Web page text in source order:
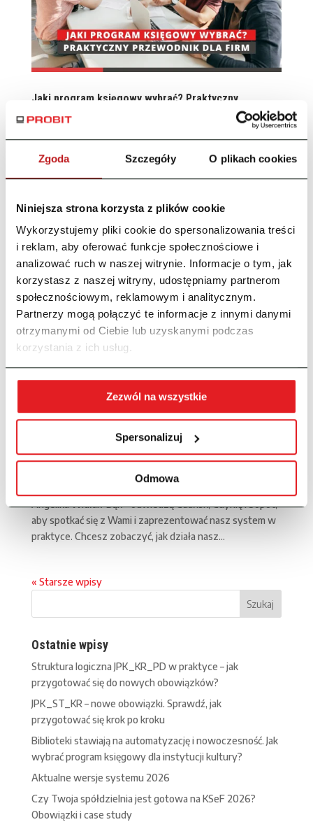
Zgoda Szczegóły O plikach cookies
Niniejsza strona korzysta z plików cookie
Wykorzystujemy pliki cookie do spersonalizowania treści
i reklam, aby oferować funkcje społecznościowe i
analizować ruch w naszej witrynie. Informacje o tym, jak
korzystasz z naszej witryny, udostępniamy partnerom
społecznościowym, reklamowym i analitycznym.
Partnerzy mogą połączyć te informacje z innymi danymi
otrzymanymi od Ciebie lub uzyskanymi podczas
korzystania z ich usług.
Zezwól na wszystkie
Spersonalizuj
Odmowa
Jaki program księgowy wybrać? Praktyczny
28/07/2025
Jaki program księgowy wybrać? Praktyczny przewodnik
wyboru? Dlaczego firmy wybierają systemy modułowe
do...
Wiadomości
Trójmiejski tour! Spotkaj się z nami 23–24.04.2025 Już 23 i
Angelika Widłak-Bąk – odwiedzą Gdańsk, Gdynię i Sopot,
aby spotkać się z Wami i zaprezentować nasz system w
praktyce. Chcesz zobaczyć, jak działa nasz...
« Starsze wpisy
Ostatnie wpisy
Struktura logiczna JPK_KR_PD w praktyce – jak
przygotować się do nowych obowiązków?
JPK_ST_KR – nowe obowiązki. Sprawdź, jak
przygotować się krok po kroku
Biblioteki stawiają na automatyzację i nowoczesność. Jak
wybrać program księgowy dla instytucji kultury?
Aktualne wersje systemu 2026
Czy Twoja spółdzielnia jest gotowa na KSeF 2026?
Obowiązki i case study